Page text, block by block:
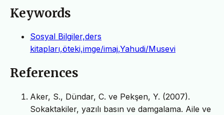
Keywords
Sosyal Bilgiler,ders
kitapları,öteki,imge/imaj,Yahudi/Musevi
References
Aker, S., Dündar, C. ve Pekşen, Y. (2007).
Sokaktakiler, yazılı basın ve damgalama. Aile ve